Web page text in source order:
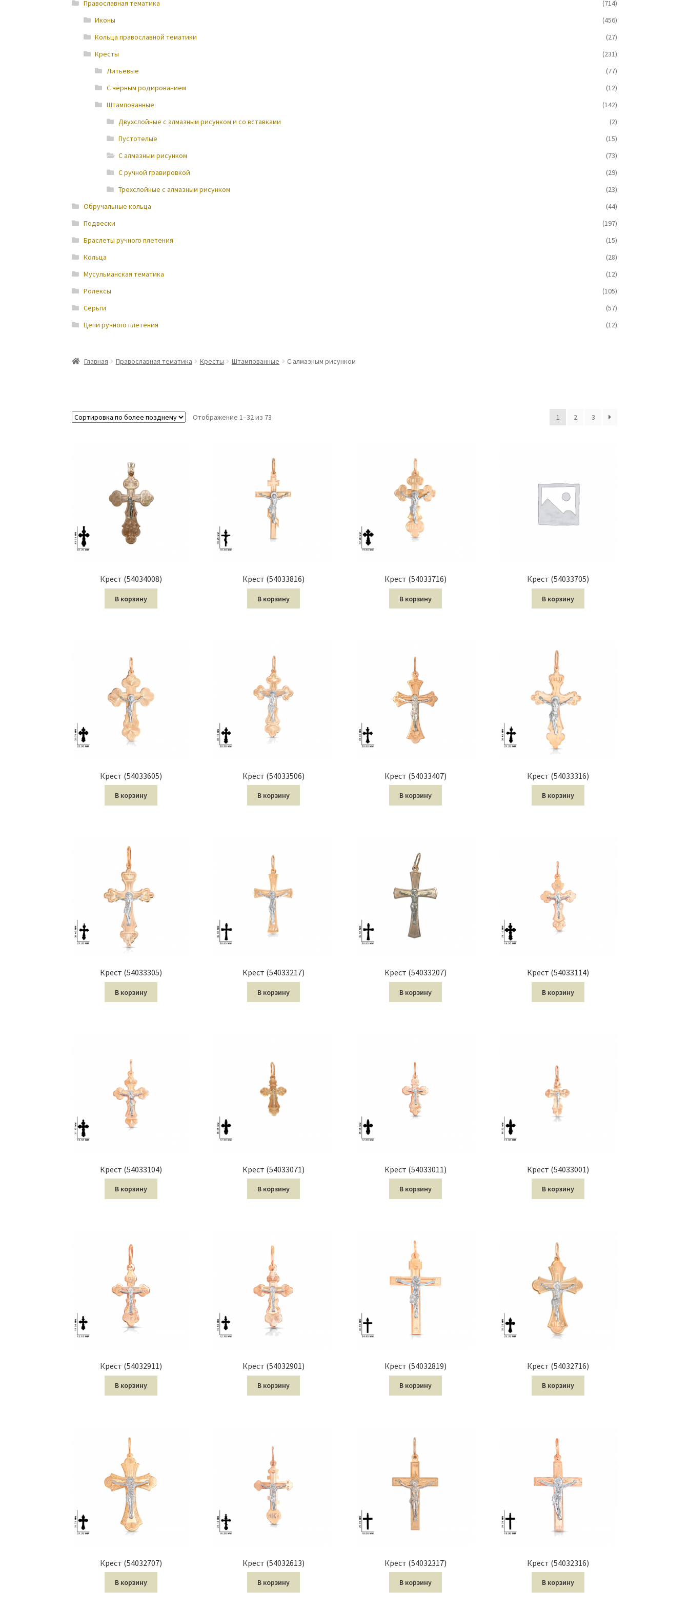
Православная тематика
(714)
Иконы
(456)
Кольца православной тематики
(27)
Кресты
(231)
Литьевые
(77)
С чёрным родированием
(12)
Штампованные
(142)
Двухслойные с алмазным рисунком и со вставками
(2)
Пустотелые
(15)
С алмазным рисунком
(73)
С ручной гравировкой
(29)
Трехслойные с алмазным рисунком
(23)
Обручальные кольца
(44)
Подвески
(197)
Браслеты ручного плетения
(15)
Кольца
(28)
Мусульманская тематика
(12)
Ролексы
(105)
Серьги
(57)
Цепи ручного плетения
(12)
Главная Православная тематика Кресты Штампованные С алмазным рисунком
Отображение 1–32 из 73 1 2 3
Крест (54034008)
В корзину
Крест (54033816)
В корзину
Крест (54033716)
В корзину
Крест (54033705)
В корзину
Крест (54033605)
В корзину
Крест (54033506)
В корзину
Крест (54033407)
В корзину
Крест (54033316)
В корзину
Крест (54033305)
В корзину
Крест (54033217)
В корзину
Крест (54033207)
В корзину
Крест (54033114)
В корзину
Крест (54033104)
В корзину
Крест (54033071)
В корзину
Крест (54033011)
В корзину
Крест (54033001)
В корзину
Крест (54032911)
В корзину
Крест (54032901)
В корзину
Крест (54032819)
В корзину
Крест (54032716)
В корзину
Крест (54032707)
В корзину
Крест (54032613)
В корзину
Крест (54032317)
В корзину
Крест (54032316)
В корзину